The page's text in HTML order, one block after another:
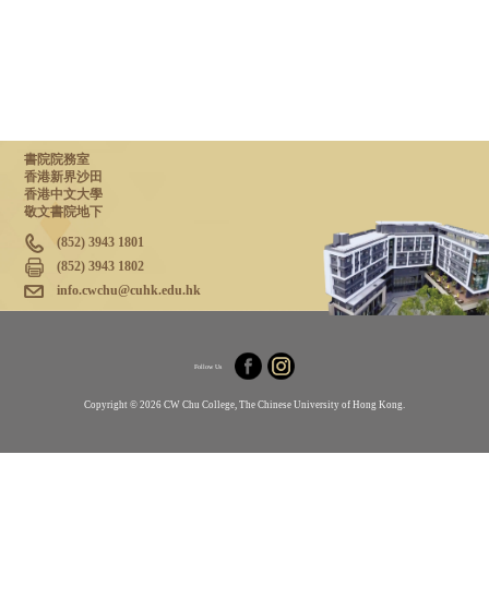
書院院務室
香港新界沙田
香港中文大學
敬文書院地下
(852) 3943 1801
(852) 3943 1802
info.cwchu@cuhk.edu.hk
Follow Us
Copyright © 2026 CW Chu College, The Chinese University of Hong Kong.